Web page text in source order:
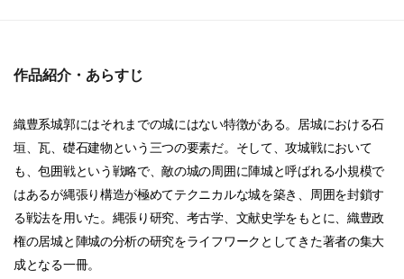
作品紹介・あらすじ
織豊系城郭にはそれまでの城にはない特徴がある。居城における石
垣、瓦、礎石建物という三つの要素だ。そして、攻城戦において
も、包囲戦という戦略で、敵の城の周囲に陣城と呼ばれる小規模で
はあるが縄張り構造が極めてテクニカルな城を築き、周囲を封鎖す
る戦法を用いた。縄張り研究、考古学、文献史学をもとに、織豊政
権の居城と陣城の分析の研究をライフワークとしてきた著者の集大
成となる一冊。